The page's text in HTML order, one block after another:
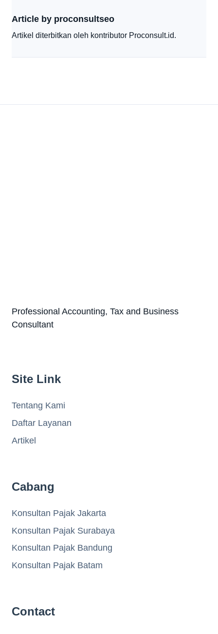
Article by proconsultseo
Artikel diterbitkan oleh kontributor Proconsult.id.
Professional Accounting, Tax and Business
Consultant
Site Link
Tentang Kami
Daftar Layanan
Artikel
Cabang
Konsultan Pajak Jakarta
Konsultan Pajak Surabaya
Konsultan Pajak Bandung
Konsultan Pajak Batam
Contact